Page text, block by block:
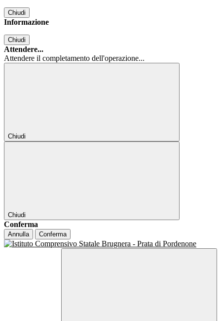
Chiudi
Informazione
Chiudi
Attendere...
Attendere il completamento dell'operazione...
Chiudi
Chiudi
Conferma
Annulla Conferma